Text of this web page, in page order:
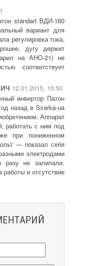
standart ВДИ-160
вариант для
регулировка тока,
дугу держит
на АНО-21) не
соответствует
12.01.2015, 15:50
инвертор Патон
назад в Svarka-ua
Аппарат
работать с ним под
при пониженном
— показал себя
электродами
не залипали.
и отсутствие